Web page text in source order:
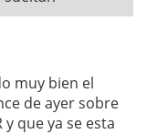
muy bien el
de ayer sobre
que ya se esta